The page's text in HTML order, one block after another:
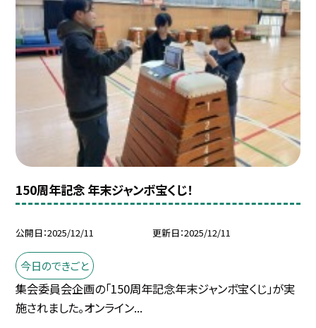
150周年記念 年末ジャンボ宝くじ！
公開日 2025/12/11 更新日 2025/12/11
今日のできごと
集会委員会企画の「150周年記念年末ジャンボ宝くじ」が実
施されました。オンライン...